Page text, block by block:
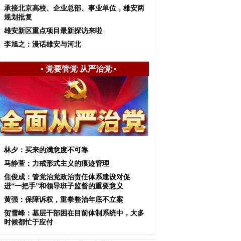
承接北京高校、企业总部、事业单位，雄安两
规划批复
雄安新区重点项目最新探访来啦
李旭之：漫话雄安与河北
• 党要管党 从严治党•
林夕：买来的满意度不可靠
马静萱：力戒形式主义的痕迹管理
焦俊成：管党治党政治责任体系建设对促
进“一把手”和领导班子监督的重要意义
黄强：保障诉权，重拳整治年底不立案
贺雪峰：基层干部困在目前体制系统中，大多
时候都忙于应付